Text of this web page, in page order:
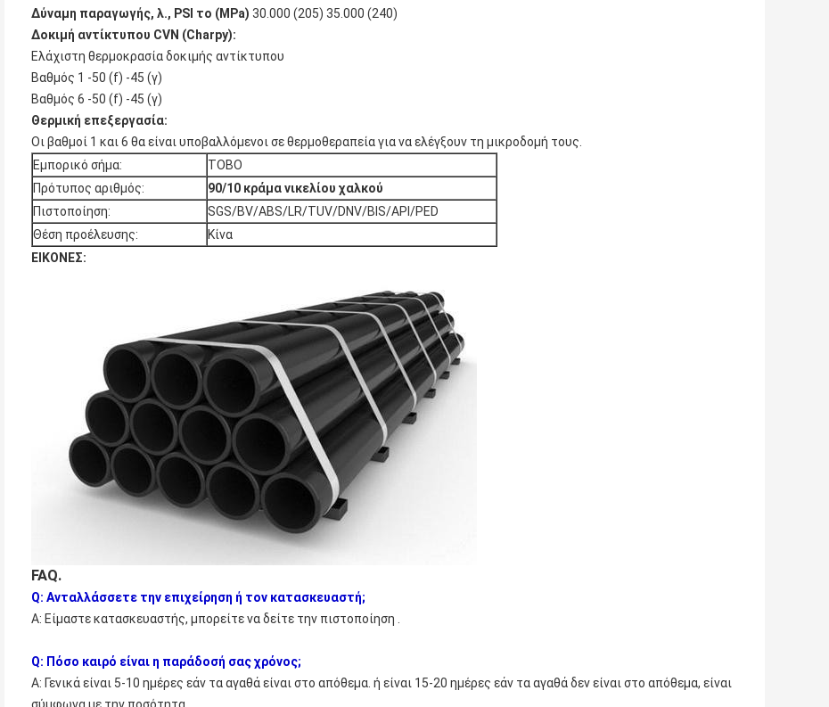
Δύναμη παραγωγής, λ., PSI το (MPa) 30.000 (205) 35.000 (240)
Δοκιμή αντίκτυπου CVN (Charpy):
Ελάχιστη θερμοκρασία δοκιμής αντίκτυπου
Βαθμός 1 -50 (f) -45 (γ)
Βαθμός 6 -50 (f) -45 (γ)
Θερμική επεξεργασία:
Οι βαθμοί 1 και 6 θα είναι υποβαλλόμενοι σε θερμοθεραπεία για να ελέγξουν τη μικροδομή τους.
Εμπορικό σήμα:
TOBO
Πρότυπος αριθμός:
90/10 κράμα νικελίου χαλκού
Πιστοποίηση:
SGS/BV/ABS/LR/TUV/DNV/BIS/API/PED
Θέση προέλευσης:
Κίνα
ΕΙΚΟΝΕΣ:
FAQ.
Q: Ανταλλάσσετε την επιχείρηση ή τον κατασκευαστή;
Α: Είμαστε κατασκευαστής, μπορείτε να δείτε την πιστοποίηση .
Q: Πόσο καιρό είναι η παράδοσή σας χρόνος;
Α: Γενικά είναι 5-10 ημέρες εάν τα αγαθά είναι στο απόθεμα. ή είναι 15-20 ημέρες εάν τα αγαθά δεν είναι στο απόθεμα, είναι
σύμφωνα με την ποσότητα.